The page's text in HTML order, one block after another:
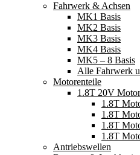
Fahrwerk & Achsen
MK1 Basis
MK2 Basis
MK3 Basis
MK4 Basis
MK5 – 8 Basis
Alle Fahrwerk
Motorenteile
1.8T 20V
1.8T
1.8T
1.8T
1.8T
Antriebswellen